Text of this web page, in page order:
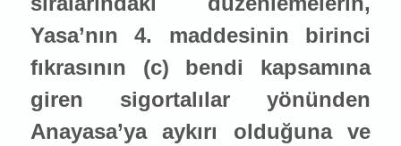
Yasa’nın 4. maddesinin birinci
fıkrasının (c) bendi kapsamına
giren sigortalılar yönünden
Anayasa’ya aykırı olduğuna ve